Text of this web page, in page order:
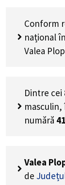
Conform
național
Valea
Dintre cei
numără
Valea
de